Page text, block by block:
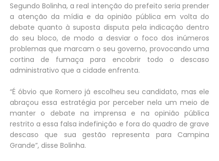
Segundo Bolinha, a real intenção do prefeito seria prender
a atenção da mídia e da opinião pública em volta do
debate quanto à suposta disputa pela indicação dentro
do seu bloco, de modo a desviar o foco dos inúmeros
problemas que marcam o seu governo, provocando uma
cortina de fumaça para encobrir todo o descaso
administrativo que a cidade enfrenta.
“É óbvio que Romero já escolheu seu candidato, mas ele
abraçou essa estratégia por perceber nela um meio de
manter o debate na imprensa e na opinião pública
restrito a essa falsa indefinição e fora do quadro de grave
descaso que sua gestão representa para Campina
Grande”, disse Bolinha.